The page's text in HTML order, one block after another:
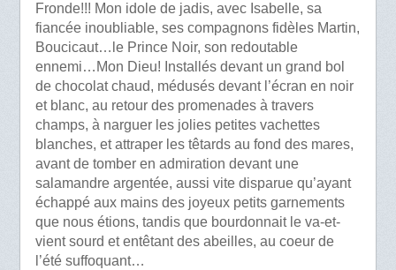
Fronde!!! Mon idole de jadis, avec Isabelle, sa
fiancée inoubliable, ses compagnons fidèles Martin,
Boucicaut…le Prince Noir, son redoutable
ennemi…Mon Dieu! Installés devant un grand bol
de chocolat chaud, médusés devant l’écran en noir
et blanc, au retour des promenades à travers
champs, à narguer les jolies petites vachettes
blanches, et attraper les têtards au fond des mares,
avant de tomber en admiration devant une
salamandre argentée, aussi vite disparue qu’ayant
échappé aux mains des joyeux petits garnements
que nous étions, tandis que bourdonnait le va-et-
vient sourd et entêtant des abeilles, au coeur de
l’été suffoquant…